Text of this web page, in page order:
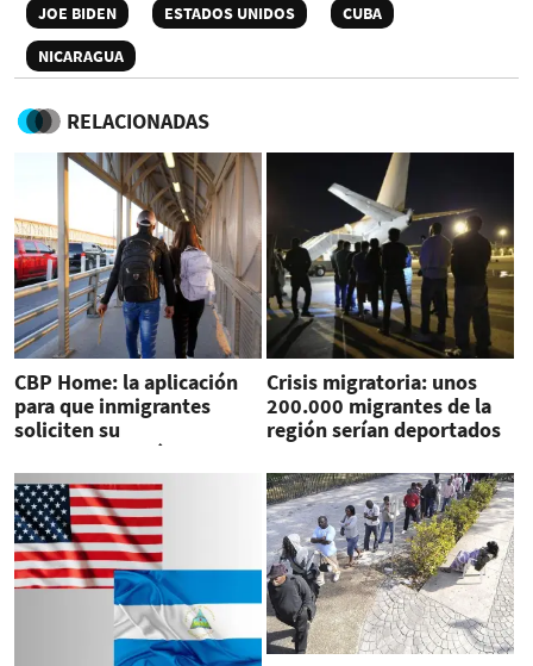
JOE BIDEN
ESTADOS UNIDOS
CUBA
NICARAGUA
RELACIONADAS
CBP Home: la aplicación
para que inmigrantes
soliciten su
'autodeportación'
Crisis migratoria: unos
200.000 migrantes de la
región serían deportados